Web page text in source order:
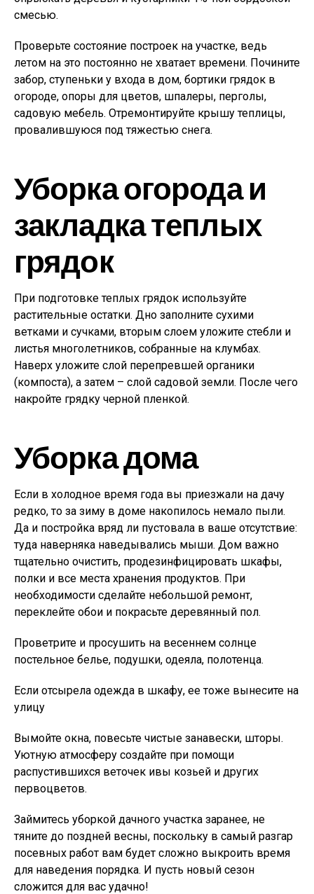
смесью.
Проверьте состояние построек на участке, ведь
летом на это постоянно не хватает времени. Почините
забор, ступеньки у входа в дом, бортики грядок в
огороде, опоры для цветов, шпалеры, перголы,
садовую мебель. Отремонтируйте крышу теплицы,
провалившуюся под тяжестью снега.
Уборка огорода и
закладка теплых
грядок
При подготовке теплых грядок используйте
растительные остатки. Дно заполните сухими
ветками и сучками, вторым слоем уложите стебли и
листья многолетников, собранные на клумбах.
Наверх уложите слой перепревшей органики
(компоста), а затем – слой садовой земли. После чего
накройте грядку черной пленкой.
Уборка дома
Если в холодное время года вы приезжали на дачу
редко, то за зиму в доме накопилось немало пыли.
Да и постройка вряд ли пустовала в ваше отсутствие:
туда наверняка наведывались мыши. Дом важно
тщательно очистить, продезинфицировать шкафы,
полки и все места хранения продуктов. При
необходимости сделайте небольшой ремонт,
переклейте обои и покрасьте деревянный пол.
Проветрите и просушить на весеннем солнце
постельное белье, подушки, одеяла, полотенца.
Если отсырела одежда в шкафу, ее тоже вынесите на
улицу
Вымойте окна, повесьте чистые занавески, шторы.
Уютную атмосферу создайте при помощи
распустившихся веточек ивы козьей и других
первоцветов.
Займитесь уборкой дачного участка заранее, не
тяните до поздней весны, поскольку в самый разгар
посевных работ вам будет сложно выкроить время
для наведения порядка. И пусть новый сезон
сложится для вас удачно!